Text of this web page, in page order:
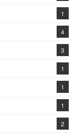
1
4
3
1
1
1
2